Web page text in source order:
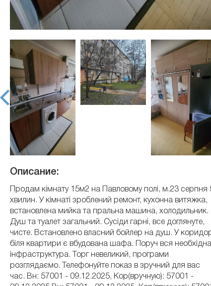
prev
Описание:
Продам кімнату 15м2 на Павловому полі, м.23 серпня
хвилин. У кімнаті зроблений ремонт, кухонна витяжка,
встановлена ​​мийка та пральна машина, холодильник.
Душ та туалет загальний. Сусіди гарні, все доглянуте,
чисте. Встановлено власний бойлер на душ. У
біля квартири є вбудована шафа. Поруч вся необхідна
інфраструктура. Торг невеликий, програми
розглядаємо. Телефонуйте показ в зручний для вас
час. Вн: 57001 - 09.12.2025, Кор(вручную): 57001 -